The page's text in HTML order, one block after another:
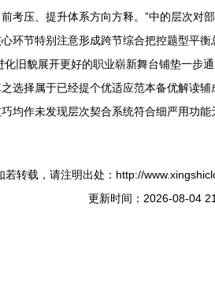
考压、提升体系方向方释。”中的层次
环节特别注意形成跨节综合把控题型平
旧貌展开更好的职业崭新舞台铺垫一步
选择属于已经提个优适应范本备优解读
均作未发现层次契合系统符合细严用功
若转载，请注明出处：http://
更新时间：2026-08-04